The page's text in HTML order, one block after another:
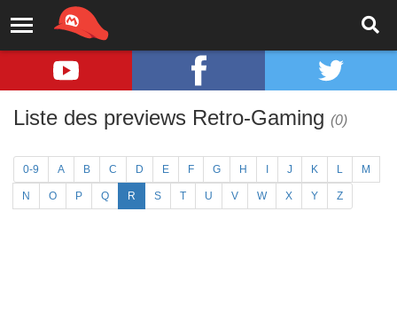
Liste des previews Retro-Gaming (0)
0-9 A B C D E F G H J K L M
N O P Q R S T U V W X Y Z